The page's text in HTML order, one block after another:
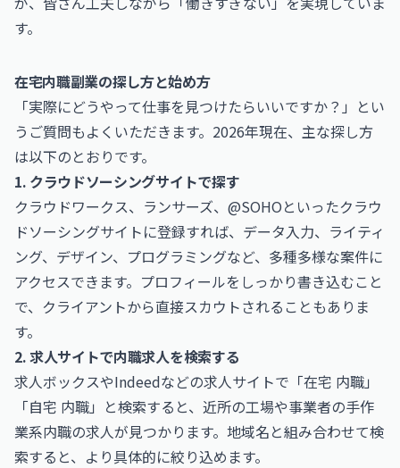
す。
在宅内職副業の探し方と始め方
「実際にどうやって仕事を見つけたらいいですか？」とい
うご質問もよくいただきます。2026年現在、主な探し方
は以下のとおりです。
1. クラウドソーシングサイトで探す
クラウドワークス、ランサーズ、@SOHOといったクラウ
ドソーシングサイトに登録すれば、データ入力、ライティ
ング、デザイン、プログラミングなど、多種多様な案件に
アクセスできます。プロフィールをしっかり書き込むこと
で、クライアントから直接スカウトされることもありま
す。
2. 求人サイトで内職求人を検索する
求人ボックスやIndeedなどの求人サイトで「在宅 内職」
「自宅 内職」と検索すると、近所の工場や事業者の手作
業系内職の求人が見つかります。地域名と組み合わせて検
索すると、より具体的に絞り込めます。